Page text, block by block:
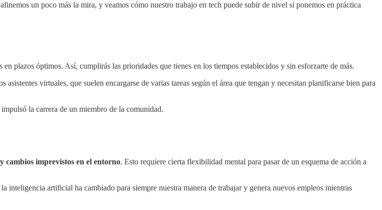
un poco más la mira, y veamos cómo nuestro trabajo en tech puede subir de nivel si ponemos en práctica
plazos óptimos. Así, cumplirás las prioridades que tienes en los tiempos establecidos y sin esforzarte de más.
virtuales, que suelen encargarse de varias tareas según el área que tengan y necesitan planificarse bien para
la carrera de un miembro de la comunidad.
cambios imprevistos en el entorno. Esto requiere cierta flexibilidad mental para pasar de un esquema de acción a
inteligencia artificial ha cambiado para siempre nuestra manera de trabajar y genera nuevos empleos mientras